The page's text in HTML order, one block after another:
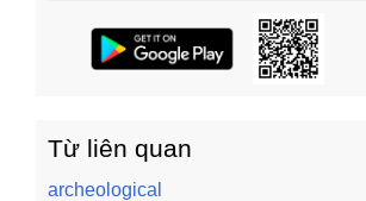
Từ liên quan
archeological